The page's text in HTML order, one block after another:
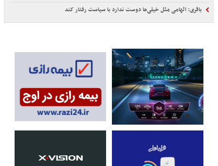
باقری: الهامی مثل خیلی‌ها دوست ندارد با سیاست رفتار کند